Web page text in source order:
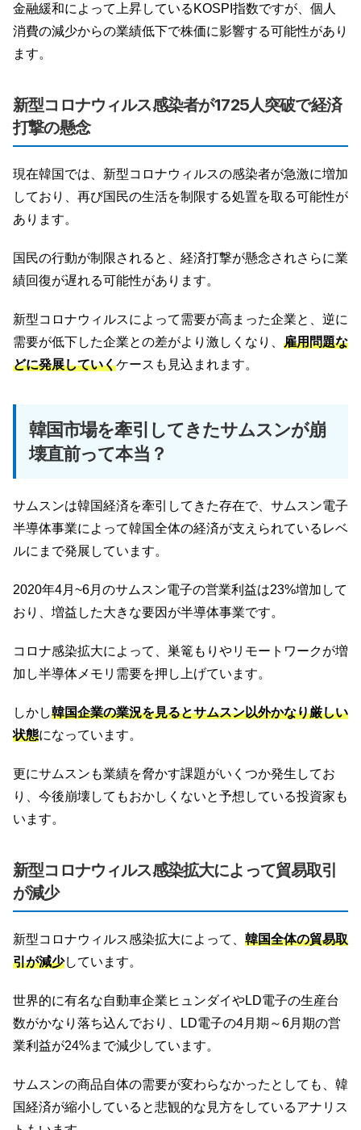
金融緩和によって上昇しているKOSPI指数ですが、個人
消費の減少からの業績低下で株価に影響する可能性があり
ます。
新型コロナウィルス感染者が1725人突破で経済
打撃の懸念
現在韓国では、新型コロナウィルスの感染者が急激に増加
しており、再び国民の生活を制限する処置を取る可能性が
あります。
国民の行動が制限されると、経済打撃が懸念されさらに業
績回復が遅れる可能性があります。
新型コロナウィルスによって需要が高まった企業と、逆に
需要が低下した企業との差がより激しくなり、 雇用問題な
どに発展していくケースも見込まれます。
韓国市場を牽引してきたサムスンが崩
壊直前って本当？
サムスンは韓国経済を牽引してきた存在で、サムスン電子
半導体事業によって韓国全体の経済が支えられているレベ
ルにまで発展しています。
2020年4月~6月のサムスン電子の営業利益は23%増加して
おり、増益した大きな要因が半導体事業です。
コロナ感染拡大によって、巣篭もりやリモートワークが増
加し半導体メモリ需要を押し上げています。
しかし韓国企業の業況を見るとサムスン以外かなり厳しい
状態になっています。
更にサムスンも業績を脅かす課題がいくつか発生してお
り、今後崩壊してもおかしくないと予想している投資家も
います。
新型コロナウィルス感染拡大によって貿易取引
が減少
新型コロナウィルス感染拡大によって、 韓国全体の貿易取
引が減少しています。
世界的に有名な自動車企業ヒュンダイやLD電子の生産台
数がかなり落ち込んでおり、LD電子の4月期～6月期の営
業利益が24%まで減少しています。
サムスンの商品自体の需要が変わらなかったとしても、韓
国経済が縮小していると悲観的な見方をしているアナリス